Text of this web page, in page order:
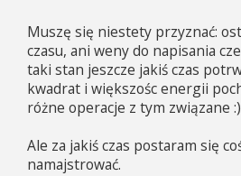
t
Muszę się niestety przyznać:
czasu, ani weny do napisania
taki stan jeszcze jakiś czas
kwadrat i większośc energii
różne operacje z tym związane :)
Ale za jakiś czas postaram się
namajstrować.